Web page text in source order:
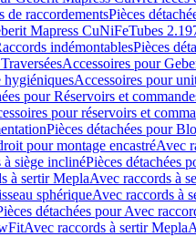
de raccordementsPièces
Mapress CuNiFeTubes
indémontablesPièces
Accessoires pour
hygiéniquesAccessoires pour
pour Réservoirs et
pour réservoirs et
Pièces détachées pour
pour montage encastréAvec
à siège inclinéPièces détachées
à sertir MeplaAvec raccords à
sphériqueAvec raccords à
détachées pour Avec
Avec raccords à sertir Mepla